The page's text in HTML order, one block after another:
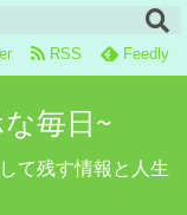
毎日~
て残す情報と人生
RSS Feedly